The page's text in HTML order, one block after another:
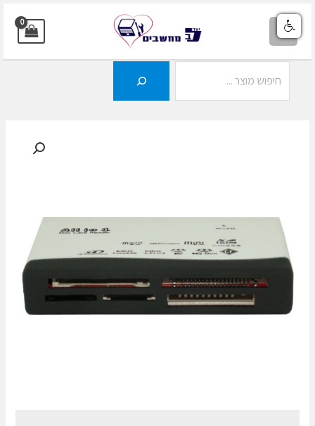
דילוג
לתוכן
MAIN